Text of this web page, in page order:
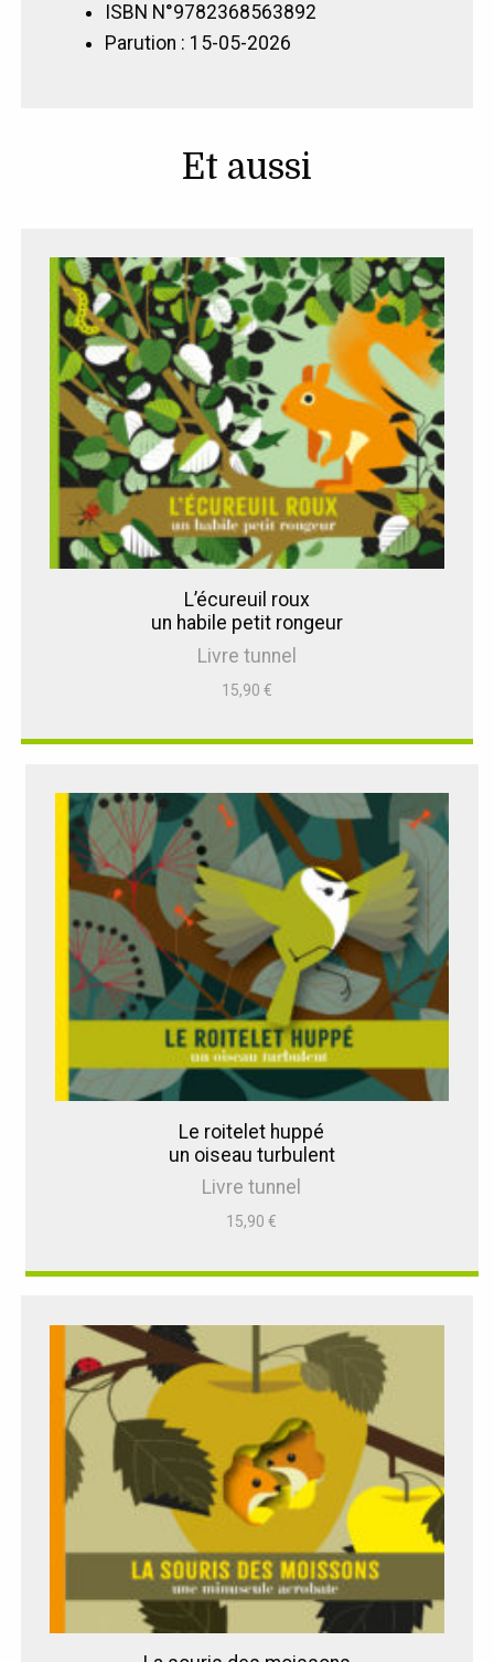
ISBN N°9782368563892
Parution : 15-05-2026
Et aussi
L’écureuil roux
un habile petit rongeur
Livre tunnel
15,90 €
Le roitelet huppé
un oiseau turbulent
Livre tunnel
15,90€